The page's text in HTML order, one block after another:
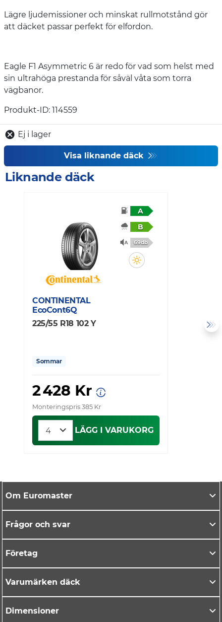
Lägre ljudemissioner och minskat rullmotstånd gör
att däcket passar perfekt för elfordon.
Eagle F1 Asymmetric 6 är redo för vad som helst med
sin ultrahöga prestanda för såväl våta som torra
vägbanor.
Produkt-ID: 114559
Ej i lager
Visa liknande däck
Liknande däck
A
B
69db
CONTINENTAL
EcoCont6Q
225/55 R18 102 Y
Sommar
2 428 Kr
Monteringspris 385 Kr
LÄGG I VARUKORG
Om Euromaster
Frågor och svar
Företag
Varumärken däck
Dimensioner